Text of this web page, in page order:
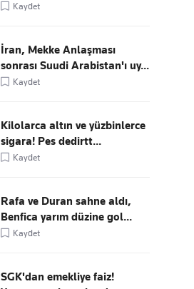
Kaydet
İran, Mekke Anlaşması
sonrası Suudi Arabistan'ı uy...
Kaydet
Kilolarca altın ve yüzbinlerce
sigara! Pes dedirtt...
Kaydet
Rafa ve Duran sahne aldı,
Benfica yarım düzine gol...
Kaydet
SGK'dan emekliye faiz!